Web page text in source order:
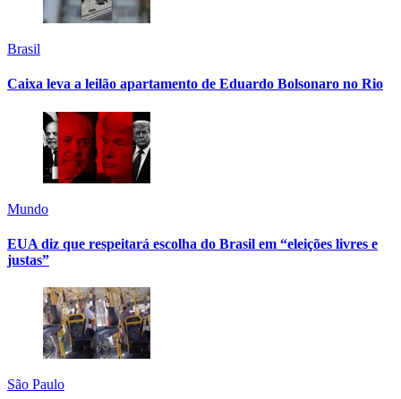
Brasil
Caixa leva a leilão apartamento de Eduardo Bolsonaro no Rio
Mundo
EUA diz que respeitará escolha do Brasil em “eleições livres e
justas”
São Paulo